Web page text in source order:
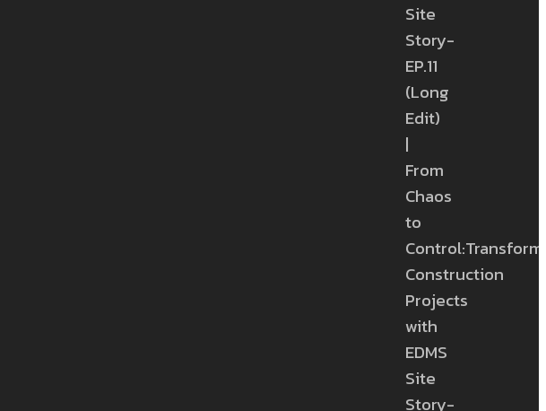
Site
Story-
EP.11
(Long
Edit)
|
From
Chaos
to
Construction
Projects
with
EDMS
Site
Story-